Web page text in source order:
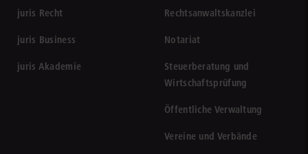
juris Recht
juris Business
juris Akademie
Rechtsanwaltskanzlei
Notariat
Steuerberatung und
Wirtschaftsprüfung
Öffentliche Verwaltung
Vereine und Verbände